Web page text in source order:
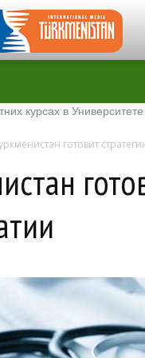
в Университете
готовит